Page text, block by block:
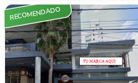
VER INMUEBLE
RECOMENDADO